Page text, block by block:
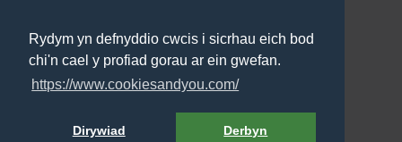
Rydym yn defnyddio cwcis i sicrhau eich bod
chi'n cael y profiad gorau ar ein gwefan.
https://www.cookiesandyou.com/
Dirywiad Derbyn